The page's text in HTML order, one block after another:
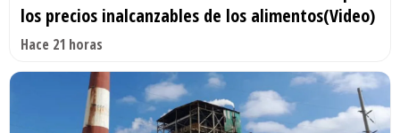
los precios inalcanzables de los alimentos(Video)
Hace 21 horas